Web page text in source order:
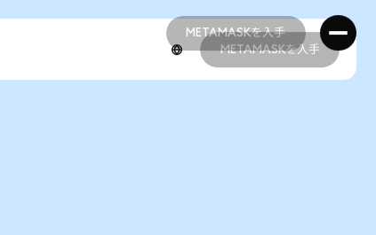
METAMASKを入手
METAMASKを入手
METAMASKを入手